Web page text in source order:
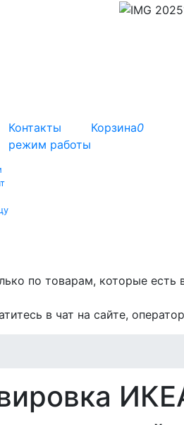
Контакты
режим работы
Корзина0
по товарам, которые есть
в чат на сайте,